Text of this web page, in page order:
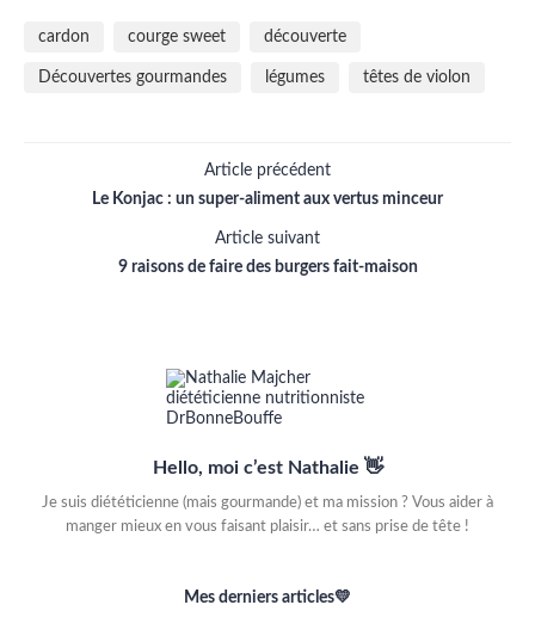
cardon courge sweet découverte
Découvertes gourmandes légumes têtes de violon
Article précédent
Le Konjac : un super-aliment aux vertus minceur
Article suivant
9 raisons de faire des burgers fait-maison
Hello, moi c’est Nathalie 👋
Je suis diététicienne (mais gourmande) et ma mission ? Vous aider à
manger mieux en vous faisant plaisir… et sans prise de tête !
Mes derniers articles💛